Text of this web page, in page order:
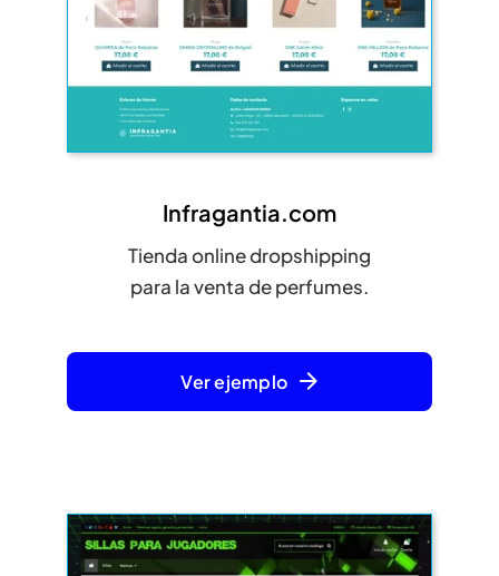
Infragantia.com
Tienda online dropshipping
para la venta de perfumes.
Ver ejemplo